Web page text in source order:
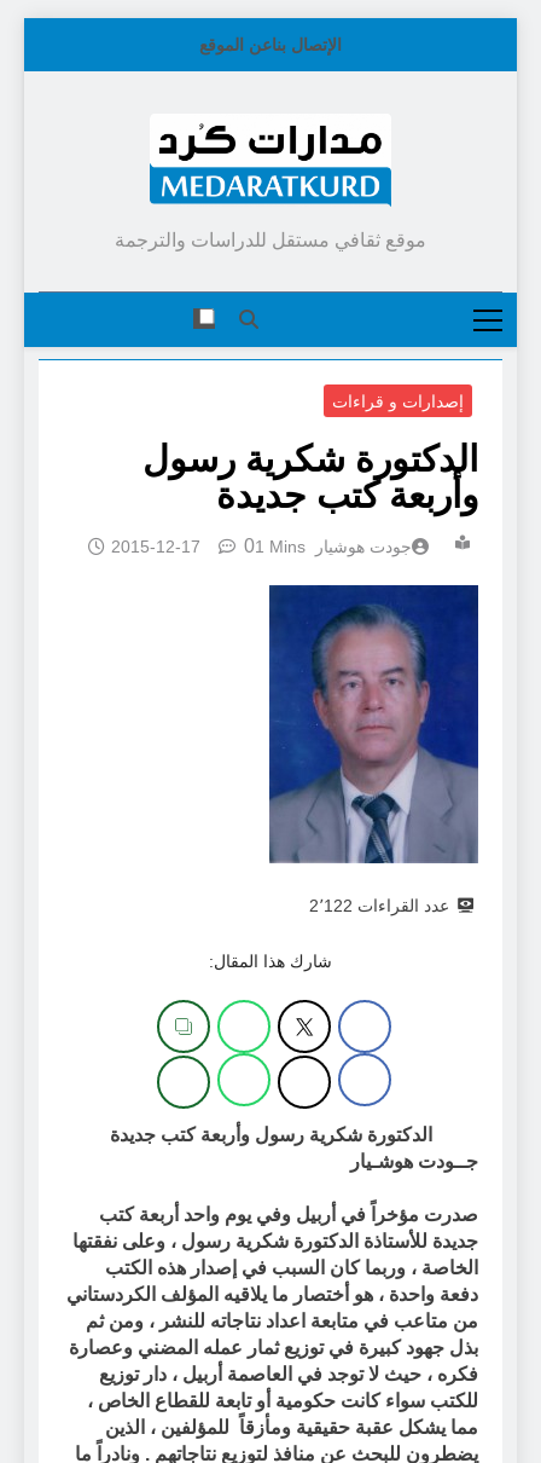
الإتصال بناعن الموقع
موقع ثقافي مستقل للدراسات والترجمة
إصدارات و قراءات
الدكتورة شكرية رسول
وأربعة كتب جديدة
جودت هوشيار 2015-12-17 01 Mins
عدد القراءات 2٬122
شارك هذا المقال:
الدكتورة شكرية رسول وأربعة كتب جديدة
جــودت هوشـيار
صدرت مؤخراً في أربيل وفي يوم واحد أربعة كتب
جديدة للأستاذة الدكتورة شكرية رسول ، وعلى نفقتها
الخاصة ، وربما كان السبب في إصدار هذه الكتب
دفعة واحدة ، هو أختصار ما يلاقيه المؤلف الكردستاني
من متاعب في متابعة اعداد نتاجاته للنشر ، ومن ثم
بذل جهود كبيرة في توزيع ثمار عمله المضني وعصارة
فكره ، حيث لا توجد في العاصمة أربيل ، دار توزيع
للكتب سواء كانت حكومية أو تابعة للقطاع الخاص ،
مما يشكل عقبة حقيقية ومأزقاً للمؤلفين ، الذين
يضطرون للبحث عن منافذ لتوزيع نتاجاتهم . ونادراً ما